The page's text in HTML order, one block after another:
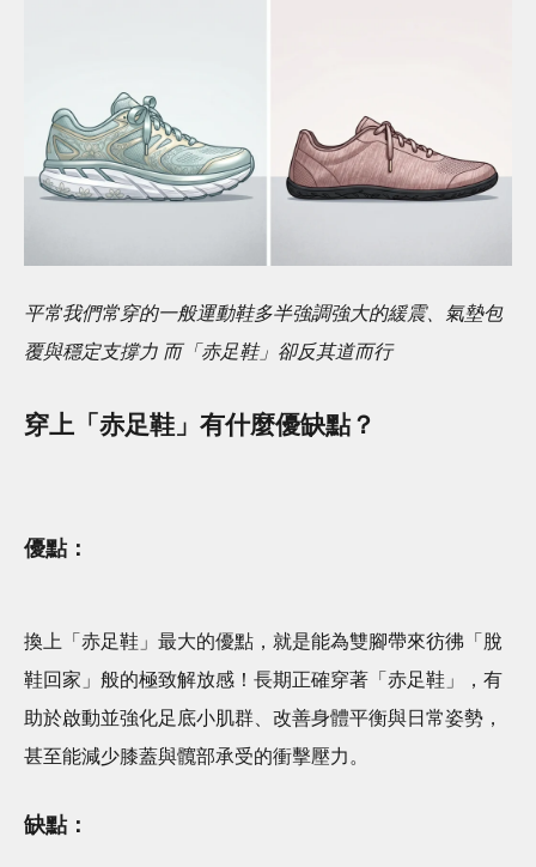
平常我們常穿的一般運動鞋多半強調強大的緩震、氣墊包
覆與穩定支撐力 而「赤足鞋」卻反其道而行
穿上「赤足鞋」有什麼優缺點？
優點：
換上「赤足鞋」最大的優點，就是能為雙腳帶來彷彿「脫
鞋回家」般的極致解放感！長期正確穿著「赤足鞋」，有
助於啟動並強化足底小肌群、改善身體平衡與日常姿勢，
甚至能減少膝蓋與髖部承受的衝擊壓力。
缺點：